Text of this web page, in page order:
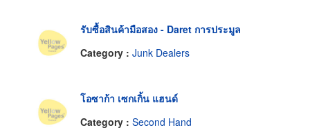
รับซื้อสินค้ามือสอง - Daret การประมูล
Category : Junk Dealers
โอซาก้า เซกเกิ้น แฮนด์
Category : Second Hand